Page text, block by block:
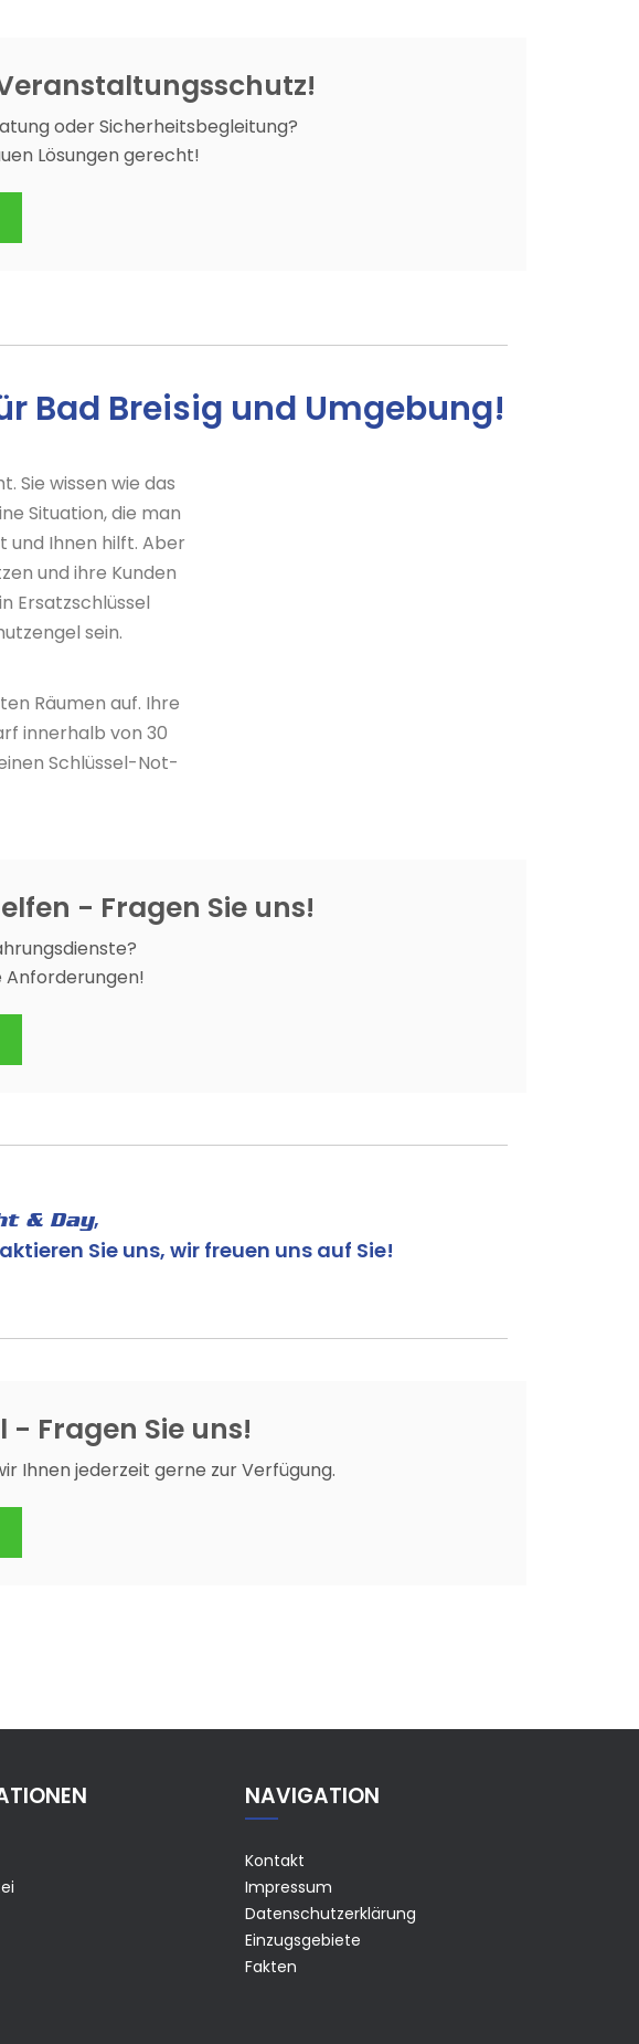
oder Sicherheitsbegleitung?
Lösungen gerecht!
Bad Breisig und Umgebung!
Sie wissen wie das
Situation, die man
und Ihnen hilft. Aber
und ihre Kunden
Ersatzschlüssel
sein.
Räumen auf. Ihre
innerhalb von 30
Schlüssel-Not-
- Fragen Sie uns!
Anforderungen!
& Day,
Sie uns, wir freuen uns auf Sie!
- Fragen Sie uns!
Ihnen jederzeit gerne zur Verfügung.
NAVIGATION
Kontakt
Impressum
Datenschutzerklärung
Einzugsgebiete
Fakten